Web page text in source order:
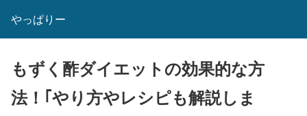
やっぱりー
もずく酢ダイエットの効果的な方
法！｢やり方やレシピも解説しま